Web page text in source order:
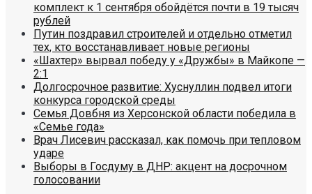
комплект к 1 сентября обойдётся почти в 19 тысяч
рублей
Путин поздравил строителей и отдельно отметил
тех, кто восстанавливает новые регионы
«Шахтер» вырвал победу у «Дружбы» в Майкопе —
2:1
Долгосрочное развитие: Хуснуллин подвел итоги
конкурса городской среды
Семья Довбня из Херсонской области победила в
«Семье года»
Врач Лисевич рассказал, как помочь при тепловом
ударе
Выборы в Госдуму в ДНР: акцент на досрочном
голосовании